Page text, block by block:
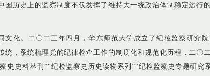
历史上的监察制度不仅发挥了维持大一统政治体制稳定运行
化。二〇二三年四月，华东师范大学成立了纪检监察研究
，系统梳理党的纪律检查工作的制度化和规范化历程，二〇
史史料丛刊”“纪检监察史历史读物系列”“纪检监察史专题研究